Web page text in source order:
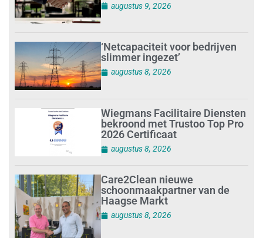
augustus 9, 2026
‘Netcapaciteit voor bedrijven
slimmer ingezet’
augustus 8, 2026
Wiegmans Facilitaire Diensten
bekroond met Trustoo Top Pro
2026 Certificaat
augustus 8, 2026
Care2Clean nieuwe
schoonmaakpartner van de
Haagse Markt
augustus 8, 2026